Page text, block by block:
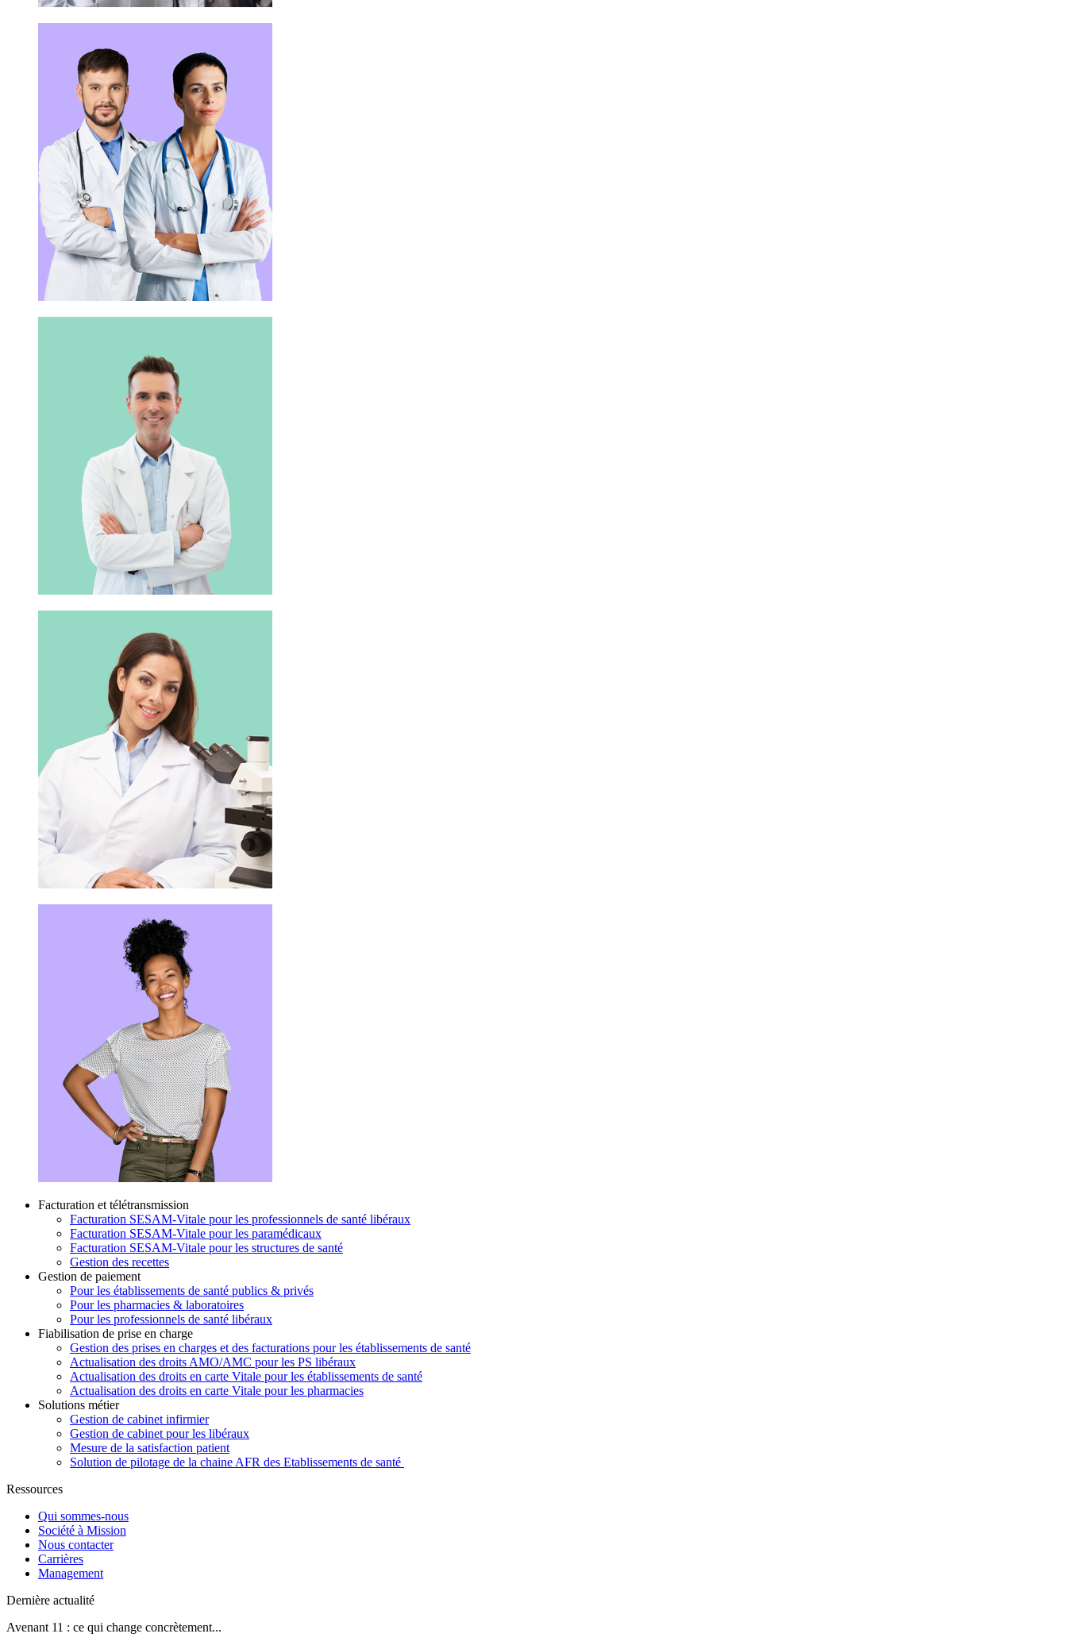
Facturation et télétransmission
Facturation SESAM-Vitale pour les professionnels de santé libéraux
Facturation SESAM-Vitale pour les paramédicaux
Facturation SESAM-Vitale pour les structures de santé
Gestion des recettes
Gestion de paiement
Pour les établissements de santé publics & privés
Pour les pharmacies & laboratoires
Pour les professionnels de santé libéraux
Fiabilisation de prise en charge
Gestion des prises en charges et des facturations pour les établissements de santé
Actualisation des droits AMO/AMC pour les PS libéraux
Actualisation des droits en carte Vitale pour les établissements de santé
Actualisation des droits en carte Vitale pour les pharmacies
Solutions métier
Gestion de cabinet infirmier
Gestion de cabinet pour les libéraux
Mesure de la satisfaction patient
Solution de pilotage de la chaine AFR des Etablissements de santé
Ressources
Qui sommes-nous
Société à Mission
Nous contacter
Carrières
Management
Dernière actualité
Avenant 11 : ce qui change concrètement...